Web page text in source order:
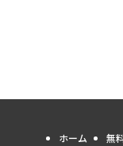
ホーム 無